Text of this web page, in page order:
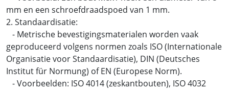
mm en een schroefdraadspoed van 1 mm.
2. Standaardisatie:
- Metrische bevestigingsmaterialen worden vaak
geproduceerd volgens normen zoals ISO (Internationale
Organisatie voor Standaardisatie), DIN (Deutsches
Institut für Normung) of EN (Europese Norm).
- Voorbeelden: ISO 4014 (zeskantbouten), ISO 4032